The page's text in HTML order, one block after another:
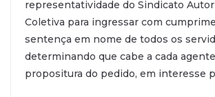
representatividade do Sindicato Autor
Coletiva para ingressar com
sentença em nome de todos os
determinando que cabe a cada
propositura do pedido, em interesse